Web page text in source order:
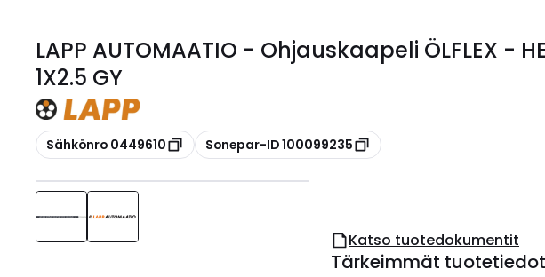
LAPP AUTOMAATIO - Ohjauskaapeli ÖLFLEX -
1X2.5 GY
Kopioi
Sähkönro 0449610 Kopioi
Sonepar-ID 100099235
Katso tuotedokumentit
Tärkeimmät tuotetiedot